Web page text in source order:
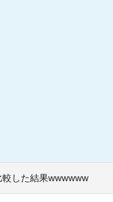
較した結果wwwwww